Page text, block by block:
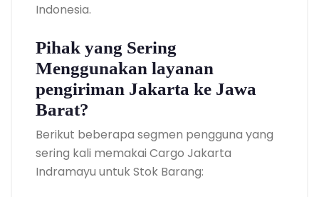
Indonesia.
Pihak yang Sering
Menggunakan layanan
pengiriman Jakarta ke Jawa
Barat?
Berikut beberapa segmen pengguna yang
sering kali memakai Cargo Jakarta
Indramayu untuk Stok Barang: